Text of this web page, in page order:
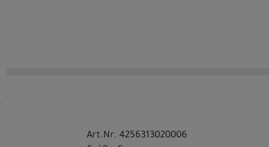
Art.Nr. 4256313020006